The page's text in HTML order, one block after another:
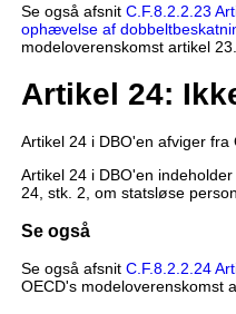
Se også afsnit C.F.8.2.2.23
ophævelse af
modeloverenskomst artikel 23.
Artikel 24:
Artikel 24 i DBO'en afviger
Artikel 24 i DBO'en
24, stk. 2, om statsløse
Se også
Se også afsnit C.F.8.2.2.24
OECD's modeloverenskomst